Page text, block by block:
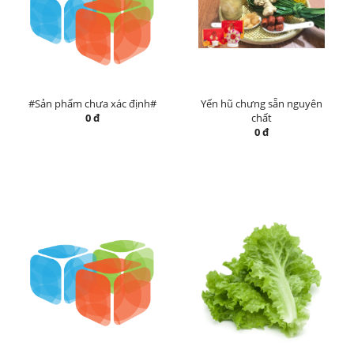
#Sản phẩm chưa xác định#
0 đ
Yến hũ chưng sẵn nguyên
chất
0 đ